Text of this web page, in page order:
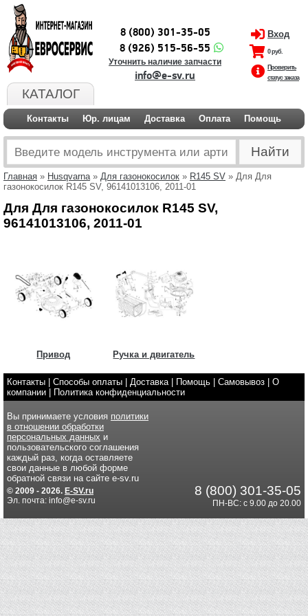
КАТАЛОГ
8 (800) 301-35-05
8 (926) 515-56-55
Уточнить наличие запчасти
info@e-sv.ru
Вход
0 руб.
Проверить
статус заказа
Контакты Юр. лицам Доставка Оплата Помощь
Главная » Husqvarna» Для газонокосилок » R145 SV » Для Для
газонокосилок R145 SV, 96141013106, 2011-01
Для Для газонокосилок R145 SV,
96141013106, 2011-01
Привод Ручка и двигатель
Контакты Способы оплаты Доставка| Помощь Самовывоз
О
компании
Политика конфиденциальности
Вы принимаете условия политики
в отношении обработки
персональных данных и
пользовательского соглашения
каждый раз, когда оставляете
свои данные в любой форме
обратной связи на сайте e-sv.ru
© 2009 - 2026. E-SV.ru
Эл. почта: info@e-sv.ru
8 (800) 301-35-05
ПН-ВС: с 9.00 до 20.00